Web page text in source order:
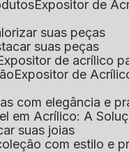
Expositor de
suas peças
suas peças
Expositor de acrílico
Expositor de
com elegância e
em Acrílico: A
suas joias
com estilo e